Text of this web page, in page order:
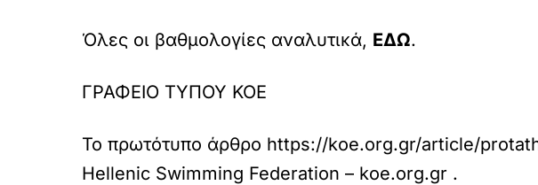
Όλες οι βαθμολογίες αναλυτικά, ΕΔΩ.
ΓΡΑΦΕΙΟ ΤΥΠΟΥ ΚΟΕ
Το πρωτότυπο άρθρο https://koe.org.gr/article/
Hellenic Swimming Federation – koe.org.gr .